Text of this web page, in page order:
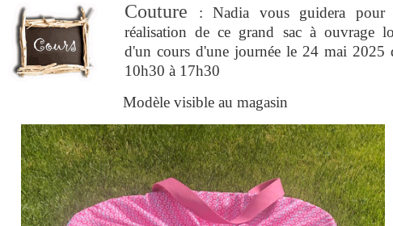
Couture : Nadia vous guidera pour
réalisation de ce grand sac à ouvrage
d'un cours d'une journée le 24 mai 2025
10h30 à 17h30
Modèle visible au magasin